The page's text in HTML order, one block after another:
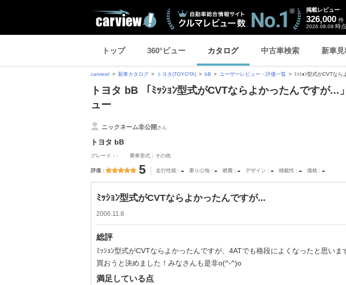
掲載レビュー
326,000 件
2026.08.09 時点
トップ 360°ビュー カタログ 中古車検索 新車見
carview! 新車カタログ トヨタ(TOYOTA) bB ユーザーレビュー・評価一覧 ﾐｯｼｮﾝ型式がCVTなら
トヨタ bB 「ﾐｯｼｮﾝ型式がCVTならよかったんですが...
ュー
ニックネーム非公開さん
トヨタ bB
グレード：- 乗車形式：その他
評価 5 走行性能 - 乗り心地 - 燃費 - デザイン - 積載性 - 価格 -
ﾐｯｼｮﾝ型式がCVTならよかったんですが...
2006.11.8
総評
ﾐｯｼｮﾝ型式がCVTならよかったんですが、4ATでも格段によくなったと思いま
買おうと決めました！みなさんも是非o(^-^)o
満足している点